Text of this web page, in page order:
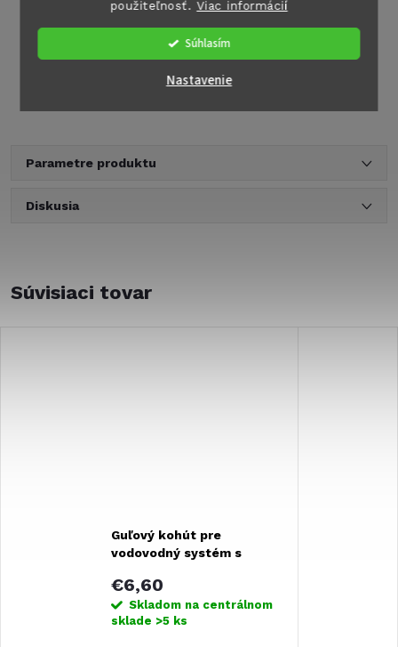
použiteľnosť.Viac informácií
Súhlasím
Nastavenie
Odolný plast vhodný pre pitnú vodu
Dodávané bez obalu
Parametre produktu
Diskusia
Súvisiaci tovar
Guľový kohút pre
vodovodný systém s
€6,60
Skladom na centrálnom
sklade >5 ks